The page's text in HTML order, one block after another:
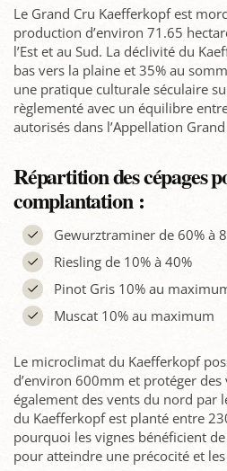
Le Grand Cru Kaefferkopf est
production d’environ 71.65
l’Est et au Sud. La déclivité du
bas vers la plaine et 35% au
une pratique culturale séculaire
règlementé avec un équilibre
autorisés dans l’Appellation
Répartition des cépages
complantation :
Gewurztraminer de 60% à
Riesling de 10% à 40%
Pinot Gris 10% au
Muscat 10% au maximum
Le microclimat du Kaefferkopf
d’environ 600mm et protéger des
également des vents du nord par
du Kaefferkopf est planté entre
pourquoi les vignes bénéficient
pour atteindre une précocité et